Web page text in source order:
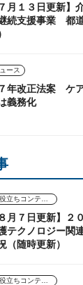
７月１３日更新】
続支援事業 都
ース
年改正法案 ケ
義務化
８月７日更新】
テクノロジー関
（随時更新）